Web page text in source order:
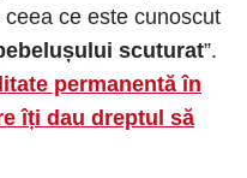
ce este cunoscut
scuturat”.
permanentă în
îți dau dreptul să